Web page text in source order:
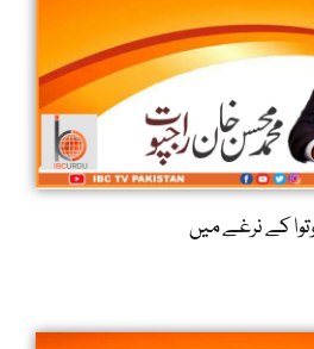
کے نرغے میں